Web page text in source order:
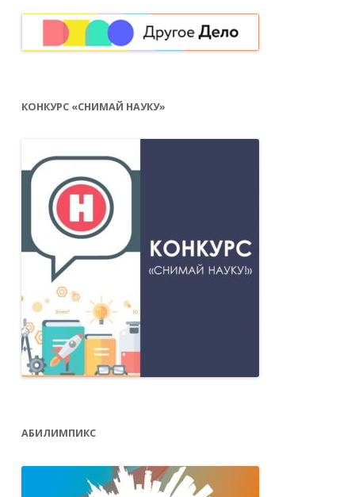
КОНКУРС «СНИМАЙ НАУКУ»
АБИЛИМПИКС